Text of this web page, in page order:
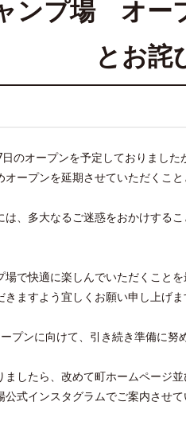
ンプ場 オー
とお詫
のオープンを予定しておりまし
ープンを延期させていただくこと
、多大なるご迷惑をおかけする
で快適に楽しんでいただくこと
ますよう宜しくお願い申し上げま
プンに向けて、引き続き準備に努
ましたら、改めて町ホームページ
公式インスタグラムでご案内させ